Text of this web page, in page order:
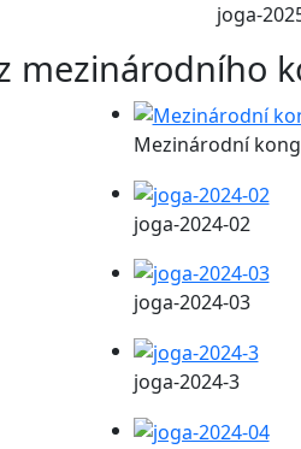
joga-
mezinárodního
Mezinárodní
joga-2024-02
joga-2024-03
joga-2024-3